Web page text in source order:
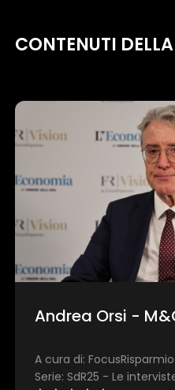
CONTENUTI DELLA
Andrea Orsi -
A cura di: FocusRisparmio
Serie: SdR25 - Le